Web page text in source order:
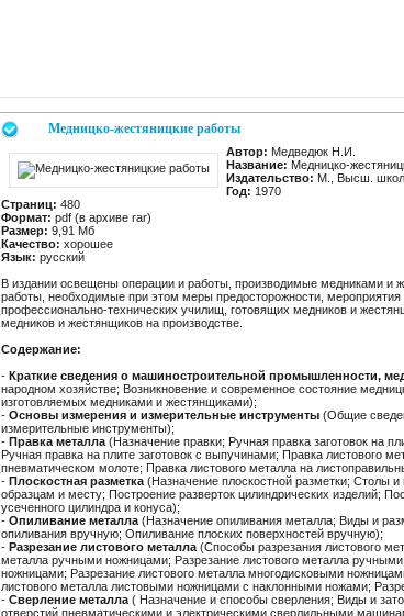
Медницко-жестяницкие работы
Автор: Медведюк Н.И.
Название: Медницко-
Издательство: М., Высш.
Год: 1970
Страниц: 480
Формат: pdf (в архиве rar)
Размер: 9,91 Мб
Качество: хорошее
Язык: русский
В издании освещены операции и работы, производимые медниками
работы, необходимые при этом меры предосторожности, мероприятия
профессионально-технических училищ, готовящих медников и
медников и жестянщиков на производстве.
Содержание:
- Краткие сведения о машиностроительной промышленности,
народном хозяйстве; Возникновение и современное состояние
изготовляемых медниками и жестянщиками);
- Основы измерения и измерительные инструменты (Общие
измерительные инструменты);
- Правка металла (Назначение правки; Ручная правка заготовок на
Ручная правка на плите заготовок с выпучинами; Правка листового
пневматическом молоте; Правка листового металла на
- Плоскостная разметка (Назначение плоскостной разметки; Столы
образцам и месту; Построение разверток цилиндрических изделий;
усеченного цилиндра и конуса);
- Опиливание металла (Назначение опиливания металла; Виды и
опиливания вручную; Опиливание плоских поверхностей вручную);
- Разрезание листового металла (Способы разрезания листового
металла ручными ножницами; Разрезание листового металла
ножницами; Разрезание листового металла многодисковыми
листового металла листовыми ножницами с наклонными ножами;
- Сверление металла ( Назначение и способы сверления; Виды и
отверстий пневматическими и электрическими сверлильными